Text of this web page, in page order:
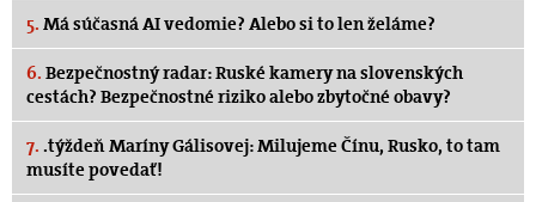
5. Má súčasná AI vedomie? Alebo si to len želáme?
6. Bezpečnostný radar: Ruské kamery na slovenských
cestách? Bezpečnostné riziko alebo zbytočné obavy?
7. .týždeň Maríny Gálisovej: Milujeme Čínu, Rusko, to tam
musíte povedať!